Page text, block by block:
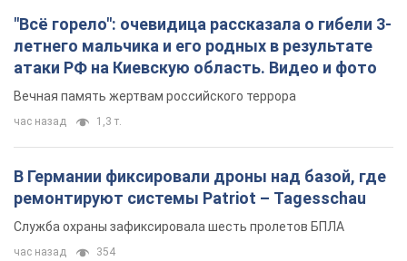
"Всё горело": очевидица рассказала о гибели 3-
летнего мальчика и его родных в результате
атаки РФ на Киевскую область. Видео и фото
Вечная память жертвам российского террора
час назад 1,3 т.
В Германии фиксировали дроны над базой, где
ремонтируют системы Patriot – Tagesschau
Служба охраны зафиксировала шесть пролетов БПЛА
час назад 354